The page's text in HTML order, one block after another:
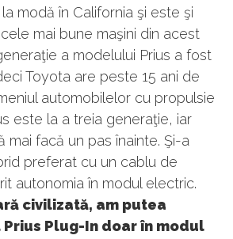
modă în California şi este şi
mai bune maşini din acest
a modelului Prius a fost
Toyota are peste 15 ani de
automobilelor cu propulsie
este la a treia generaţie, iar
mai facă un pas înainte. Şi-a
preferat cu un cablu de
autonomia în modul electric.
civilizată, am putea
Plug-In doar în modul